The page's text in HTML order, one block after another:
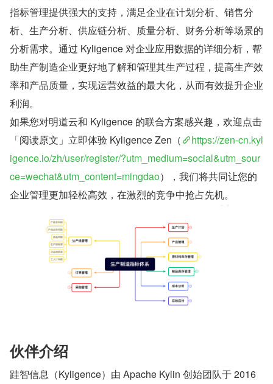
指标管理提供强大的支持，满足企业在计划分析、销售分
析、生产分析、供应链分析、质量分析、财务分析等场景的
分析需求。通过 Kyligence 对企业应用数据的详细分析，帮
助生产制造企业更好地了解和管理其生产过程，提高生产效
率和产品质量，实现运营效益的最大化，从而有效提升企业
利润。
如果您对明道云和 Kyligence 的联合方案感兴趣，欢迎点击
「阅读原文」立即体验 Kyligence Zen（
https://zen-cn.kyl
igence.io/zh/user/register/?utm_medium=social&utm_sour
ce=wechat&utm_content=mingdao），我们将共同让您的
企业管理更加轻松高效，在激烈的竞争中抢占先机。
伙伴介绍
跬智信息（Kyligence）由 Apache Kylin 创始团队于 2016